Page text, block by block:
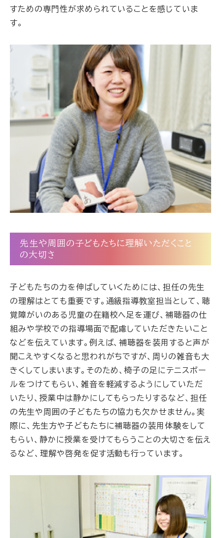
すための専門性が求められていることを感じていま
す。
先生や周囲の子どもたちに理解いただくこと
の大切さ
子どもたちの力を伸ばしていくためには、担任の先生
の理解はとても重要です。通級指導教室担当として、聴
覚障がいのある児童の在籍校へ足を運び、補聴器の仕
組みや学校での指導場面で配慮していただきたいこと
などを伝えています。例えば、補聴器を装用すると声が
聞こえやすくなると思われがちですが、周りの雑音も大
きくしてしまいます。そのため、椅子の足にテニスボー
ルをつけてもらい、雑音を軽減するようにしていただ
いたり、授業中は静かにしてもらったりするなど、担任
の先生や周囲の子どもたちの協力も欠かせません。実
際に、先生方や子どもたちに補聴器の装用体験をして
もらい、静かに授業を受けてもらうことの大切さを伝え
るなど、理解や啓発を促す活動も行っています。